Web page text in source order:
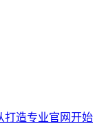
打造专业官网开始